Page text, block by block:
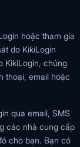
hoặc tham gia
do KikiLogin
KikiLogin, chúng
thoại, email hoặc
qua email, SMS
các nhà cung cấp
cho bạn. Bạn có